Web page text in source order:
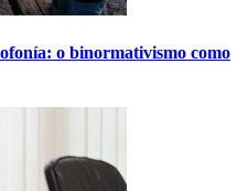
o binormativismo como